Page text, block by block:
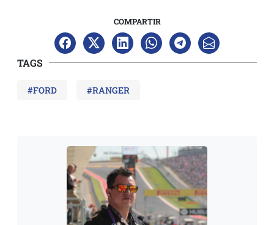
COMPARTIR
TAGS
#FORD #RANGER